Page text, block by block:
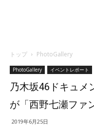
トップ PhotoGallery
PhotoGallery イベントレポート
乃木坂46ドキュメ
が「西野七瀬ファ
2019年6月25日